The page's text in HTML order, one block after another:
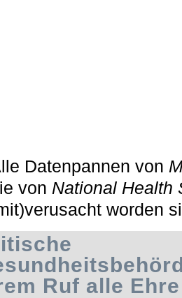
Datenpannen von
von National Health
worden
Ruf alle Ehre